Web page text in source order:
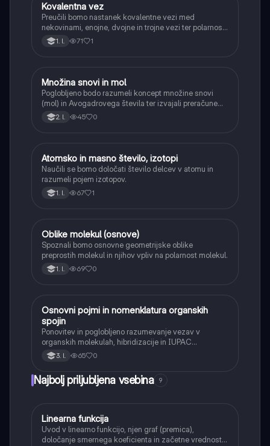
Kemija
Kovalentna vez
Preučili bomo nastanek kovalentne vezi med
nekovinami, enojne, dvojne in trojne vezi ter polarnost
vezi.1. l. 71 1
Kemija
Množina snovi in mol
Poglobljeno bodo razumeli koncept množine snovi
(mol) in Avogadrovega števila ter izvajali preračune
med maso, množino in številom delcev.
2. l. 45 0
Kemija
Atomsko in masno število, izotopi
Naučili se bomo določati število delcev v atomu in
razumeli pojem izotopov.
1. l. 67 1
Kemija
Oblike molekul (osnove)
Spoznali bomo osnovne geometrijske oblike
preprostih molekul in njihov vpliv na polarnost molekul.
1. l. 69 0
Kemija
Osnovni pojmi in nomenklatura organskih
spojin
Ponovitev in poglobljeno razumevanje vezav v
organskih molekulah, hibridizacije in IUPAC
nomenklature za kompleksnejše spojine.
3. l. 65 0
Najbolj priljubljena vsebina 9
Matematika
Linearna funkcija
Uvod v linearno funkcijo, njen graf (premica),
določanje smernega koeficienta in začetne vrednosti.